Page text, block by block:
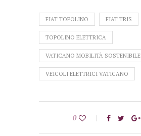
FIAT TOPOLINO FIAT TRIS
TOPOLINO ELETTRICA
VATICANO MOBILITÀ SOSTENIBILE
VEICOLI ELETTRICI VATICANO
0